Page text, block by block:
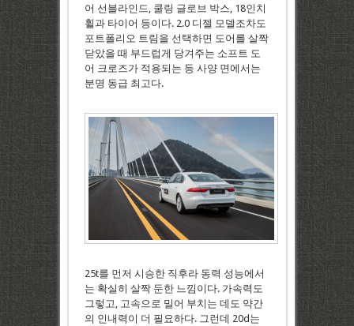
어 선블라인드, 쿨링 글로브 박스, 18인치
휠과 타이어 등이다. 2.0 디젤 모델조차도
포트폴리오 트림을 선택하면 도어를 살짝
닫았을 때 부드럽게 당겨주는 소프트 도
어 크로즈가 적용되는 등 사양 면에서는
분명 동급 최고다.
25t를 먼저 시승한 직후라 동력 성능에서
는 확실히 살짝 둔한 느낌이다. 가속력도
그렇고, 고속으로 밀어 부치는 데도 약간
의 인내력이 더 필요하다. 그런데 20d는